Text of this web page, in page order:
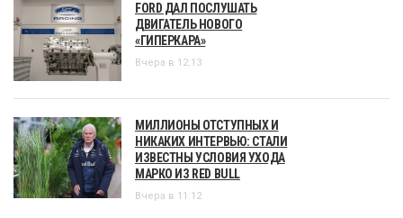
FORD ДАЛ ПОСЛУШАТЬ
ДВИГАТЕЛЬ НОВОГО
«ГИПЕРКАРА»
Вчера в 12:13
МИЛЛИОНЫ ОТСТУПНЫХ И
НИКАКИХ ИНТЕРВЬЮ: СТАЛИ
ИЗВЕСТНЫ УСЛОВИЯ УХОДА
МАРКО ИЗ RED BULL
Вчера в 11:12